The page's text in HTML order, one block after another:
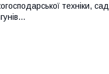
техніки,